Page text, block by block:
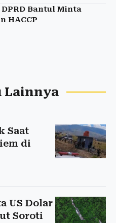
Bantul Minta
HACCP
Lainnya
Saat
di
US Dolar
Soroti